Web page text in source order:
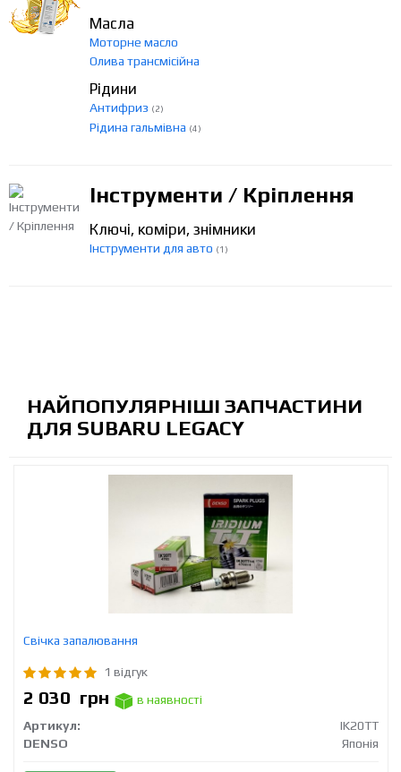
Масла
Моторне масло
Олива трансмісійна
Рідини
Антифриз (2)
Рідина гальмівна (4)
Інструменти / Кріплення
Ключі, коміри, знімники
Інструменти для авто (1)
НАЙПОПУЛЯРНІШІ ЗАПЧАСТИНИ
ДЛЯ SUBARU LEGACY
Свічка запалювання
1 відгук
2 030 грн
в наявності
Артикул:
IK20TT
DENSO
Японія